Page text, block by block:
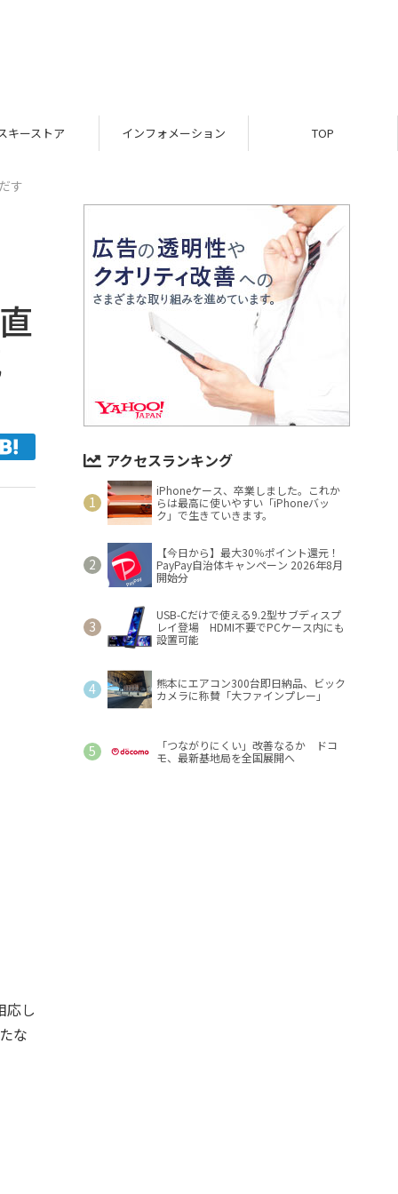
キーストア インフォメーション TOP
す
応し
な
アクセスランキング
iPhoneケース、卒業しました。これか
らは最高に使いやすい「iPhoneバッ
ク」で生きていきます。
【今日から】最大30％ポイント還元！
PayPay自治体キャンペーン 2026年8月
開始分
USB-Cだけで使える9.2型サブディスプ
レイ登場 HDMI不要でPCケース内にも
設置可能
熊本にエアコン300台即日納品、ビック
カメラに称賛「大ファインプレー」
「つながりにくい」改善なるか ドコ
モ、最新基地局を全国展開へ